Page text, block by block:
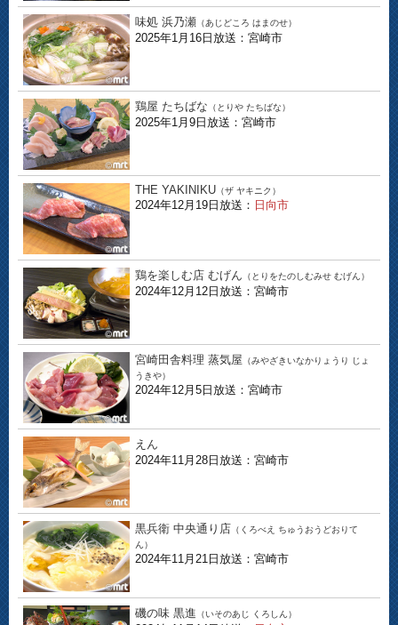
味処 浜乃瀬 （あじどころ はまのせ）
2025年1月16日放送：宮崎市
鶏屋 たちばな （とりや たちばな）
2025年1月9日放送：宮崎市
THE YAKINIKU （ザ ヤキニク）
2024年12月19日放送： 日向市
鶏を楽しむ店 むげん （とりをたのしむみせ むげん）
2024年12月12日放送：宮崎市
宮崎田舎料理 蒸気屋 （みやざきいなかりょうり じょ
うきや）
2024年12月5日放送：宮崎市
えん
2024年11月28日放送：宮崎市
黒兵衛 中央通り店 （くろべえ ちゅうおうどおりて
ん）
2024年11月21日放送：宮崎市
磯の味 黒進 （いそのあじ くろしん）